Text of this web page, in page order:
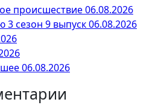
происшествие 06.08.2026
3 сезон 9 выпуск 06.08.2026
06.08.2026